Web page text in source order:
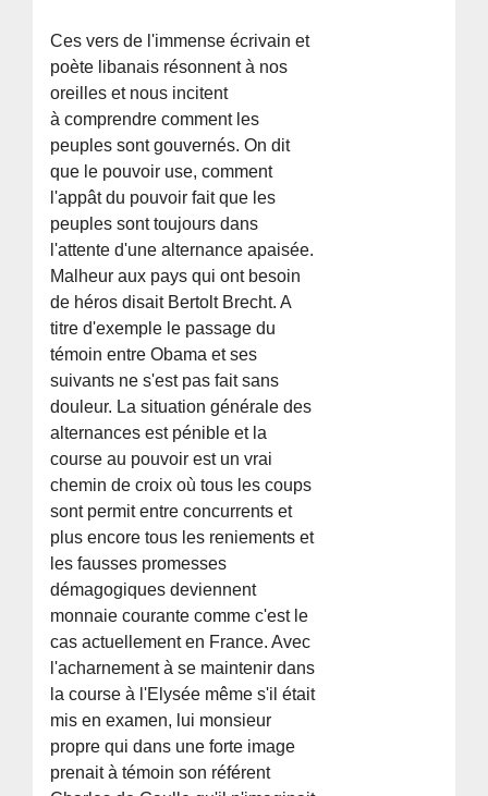
Ces vers de l'immense écrivain et
poète libanais résonnent à nos
oreilles et nous incitent
à comprendre comment les
peuples sont gouvernés. On dit
que le pouvoir use, comment
l'appât du pouvoir fait que les
peuples sont toujours dans
l'attente d'une alternance apaisée.
Malheur aux pays qui ont besoin
de héros disait Bertolt Brecht. A
titre d'exemple le passage du
témoin entre Obama et ses
suivants ne s'est pas fait sans
douleur. La situation générale des
alternances est pénible et la
course au pouvoir est un vrai
chemin de croix où tous les coups
sont permit entre concurrents et
plus encore tous les reniements et
les fausses promesses
démagogiques deviennent
monnaie courante comme c'est le
cas actuellement en France. Avec
l'acharnement à se maintenir dans
la course à l'Elysée même s'il était
mis en examen, lui monsieur
propre qui dans une forte image
prenait à témoin son référent